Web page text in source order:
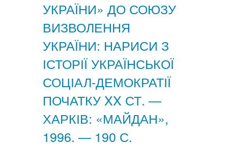
УКРАЇНИ» ДО СОЮЗУ
ВИЗВОЛЕННЯ
УКРАЇНИ: НАРИСИ З
ІСТОРІЇ УКРАЇНСЬКОЇ
СОЦІАЛ-ДЕМОКРАТІЇ
ПОЧАТКУ XX СТ. —
ХАРКІВ: «МАЙДАН»,
1996. — 190 С.